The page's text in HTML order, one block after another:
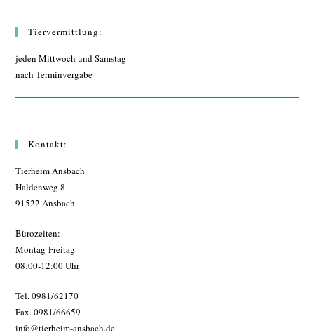
Tiervermittlung:
jeden Mittwoch und Samstag
nach Terminvergabe
Kontakt:
Tierheim Ansbach
Haldenweg 8
91522 Ansbach
Bürozeiten:
Montag-Freitag
08:00-12:00 Uhr
Tel. 0981/62170
Fax. 0981/66659
info@tierheim-ansbach.de